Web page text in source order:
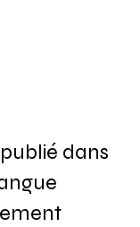
dans